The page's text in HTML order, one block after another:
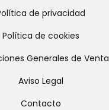
de privacidad
Política de cookies
Generales de Venta
Aviso Legal
Contacto